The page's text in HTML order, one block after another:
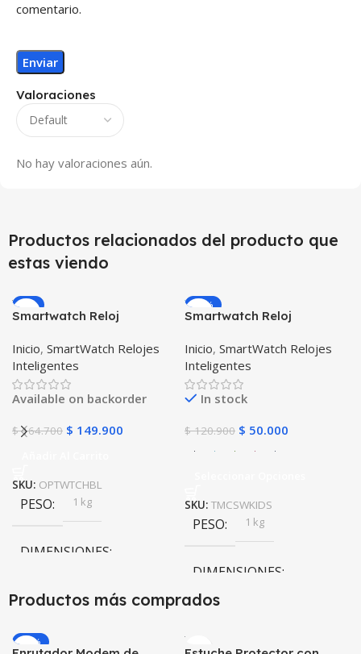
Valoraciones
No hay valoraciones aún.
comentario.
Productos relacionados del producto que
estas viendo
-9%
Smartwatch Reloj
WATCH BLACK™ (PK W34
Iwo 10 12) Compatible
Android y iPhone
Inicio, SmartWatch Relojes
Inteligentes
Available on backorder
$164.700 $ 149.900
SKU: OPTWTCHBL
PESO 1 kg
DIMENSIONES
20 × 20 × 20 cm
-59%
Smartwatch Reloj
GPS Ubicar Niños SOS
Inicio, SmartWatch Relojes
Inteligentes
In stock
$120.900 $ 50.000
SKU: TMCSWKIDS
PESO 1 kg
DIMENSIONES
Productos más comprados
-20%